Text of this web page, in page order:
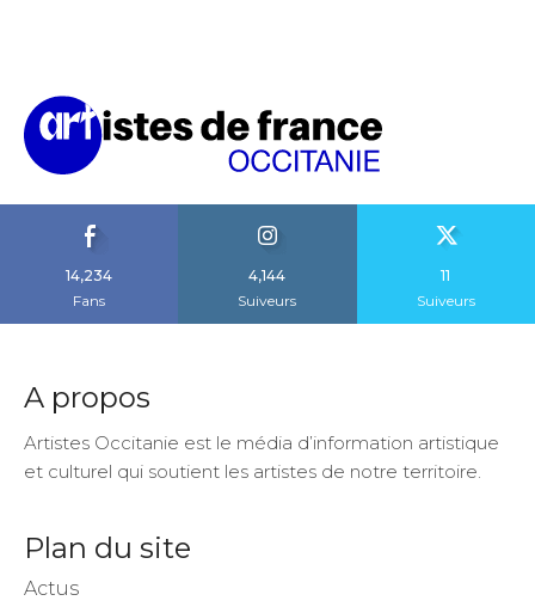
14,234
Fans
4,144
Suiveurs
11
Suiveurs
A propos
Artistes Occitanie est le média d’information artistique
et culturel qui soutient les artistes de notre territoire.
Plan du site
Actus